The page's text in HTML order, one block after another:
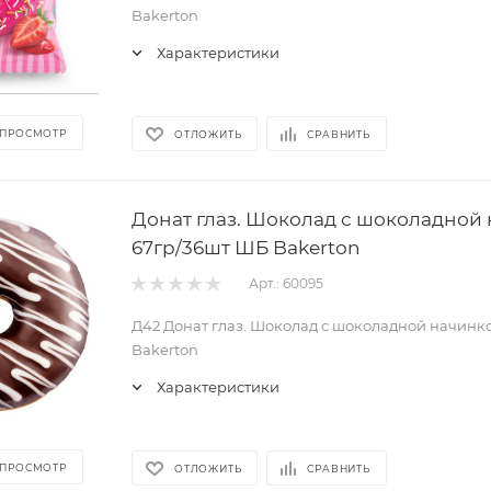
Bakerton
Характеристики
ОТЛОЖИТЬ СРАВНИТЬ
Донат глаз. Шоколад с шоколадной
67гр/36шт ШБ Bakerton
Арт.: 60095
Д42 Донат глаз. Шоколад с шоколадной
Bakerton
Характеристики
ОТЛОЖИТЬ СРАВНИТЬ